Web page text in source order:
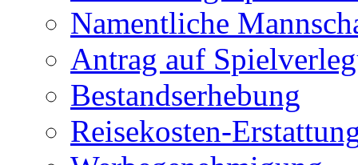
Namentliche
Antrag auf
Bestandserhebung
Reisekosten-